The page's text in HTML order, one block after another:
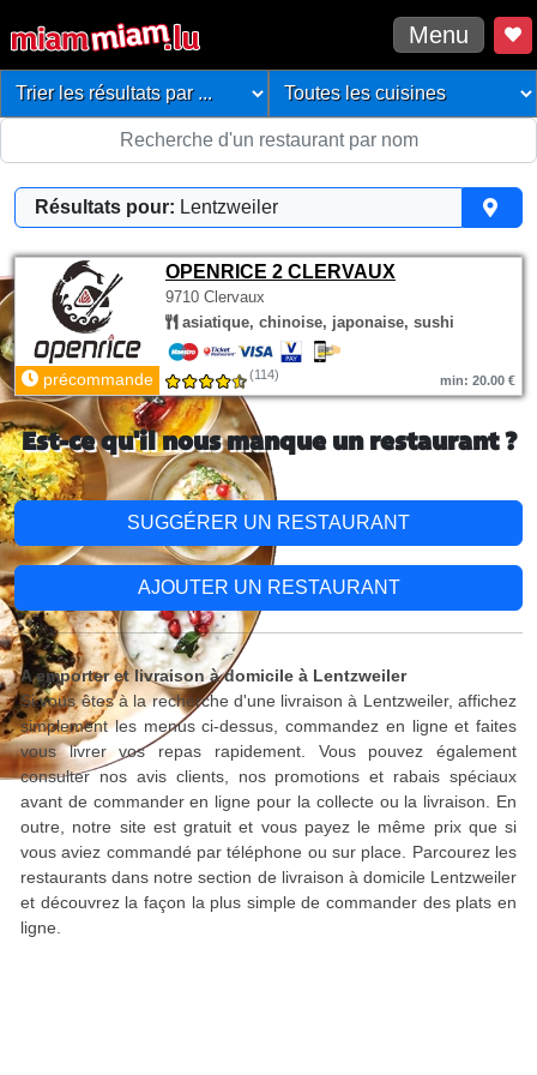
Menu
Résultats pour: Lentzweiler
OPENRICE 2 CLERVAUX
9710 Clervaux
asiatique, chinoise, japonaise, sushi
précommande (114) min: 20.00 €
Est-ce qu'il nous manque un restaurant ?
SUGGÉRER UN RESTAURANT
AJOUTER UN RESTAURANT
A emporter et livraison à domicile à Lentzweiler
Si vous êtes à la recherche d'une livraison à Lentzweiler, affichez
simplement les menus ci-dessus, commandez en ligne et faites
vous livrer vos repas rapidement. Vous pouvez également
consulter nos avis clients, nos promotions et rabais spéciaux
avant de commander en ligne pour la collecte ou la livraison. En
outre, notre site est gratuit et vous payez le même prix que si
vous aviez commandé par téléphone ou sur place. Parcourez les
restaurants dans notre section de livraison à domicile Lentzweiler
et découvrez la façon la plus simple de commander des plats en
ligne.